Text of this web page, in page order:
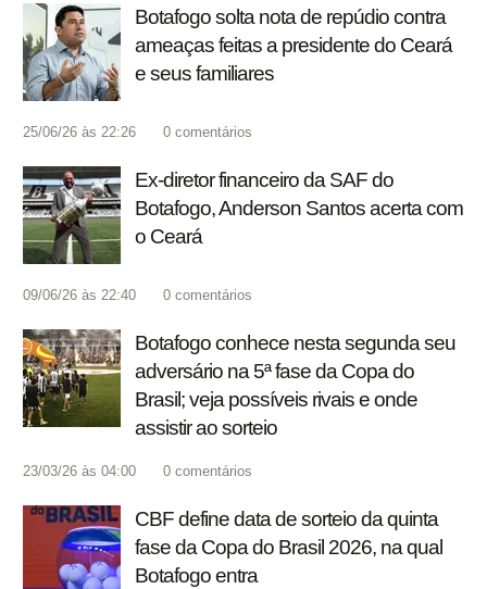
Botafogo solta nota de repúdio contra
ameaças feitas a presidente do Ceará
e seus familiares
25/06/26 às 22:26 0 comentários
Ex-diretor financeiro da SAF do
Botafogo, Anderson Santos acerta com
o Ceará
09/06/26 às 22:40 0 comentários
Botafogo conhece nesta segunda seu
adversário na 5ª fase da Copa do
Brasil; veja possíveis rivais e onde
assistir ao sorteio
23/03/26 às 04:00 0 comentários
CBF define data de sorteio da quinta
fase da Copa do Brasil 2026, na qual
Botafogo entra